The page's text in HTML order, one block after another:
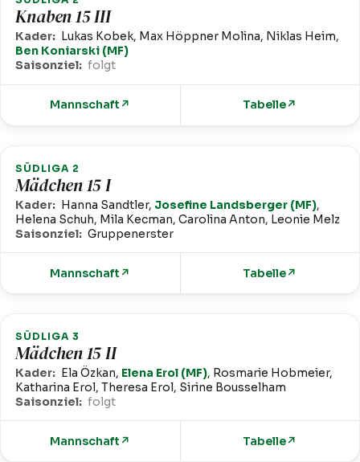
Knaben 15 III
Kader: Lukas Kobek, Max Höppner Molina, Niklas Heim,
Ben Koniarski (MF)
Saisonziel: folgt
Mannschaft ↗ Tabelle↗
SÜDLIGA 2
Mädchen 15 I
Kader: Hanna Sandtler, Josefine Landsberger (MF),
Helena Schuh, Mila Kecman, Carolina Anton, Leonie Melz
Saisonziel: Gruppenerster
Mannschaft ↗ Tabelle↗
SÜDLIGA 3
Mädchen 15 II
Kader: Ela Özkan, Elena Erol (MF), Rosmarie Hobmeier,
Katharina Erol, Theresa Erol, Sirine Bousselham
Saisonziel: folgt
Mannschaft ↗ Tabelle↗